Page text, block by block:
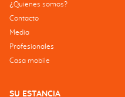
¿Quienes somos?
Contacto
Media
Profesionales
Casa mobile
SU ESTANCIA